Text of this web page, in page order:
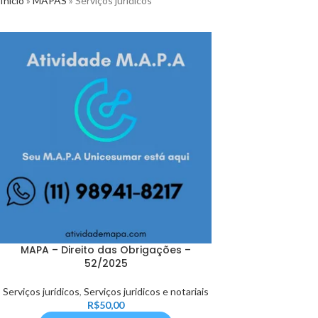
MAPA – Direito das Obrigações –
52/2025
Serviços jurídicos, Serviços juridicos e notariais
R$50,00